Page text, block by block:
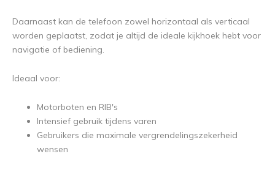
Daarnaast kan de telefoon zowel horizontaal als verticaal
worden geplaatst, zodat je altijd de ideale kijkhoek hebt voor
navigatie of bediening.
Ideaal voor:
Motorboten en RIB's
Intensief gebruik tijdens varen
Gebruikers die maximale vergrendelingszekerheid
wensen